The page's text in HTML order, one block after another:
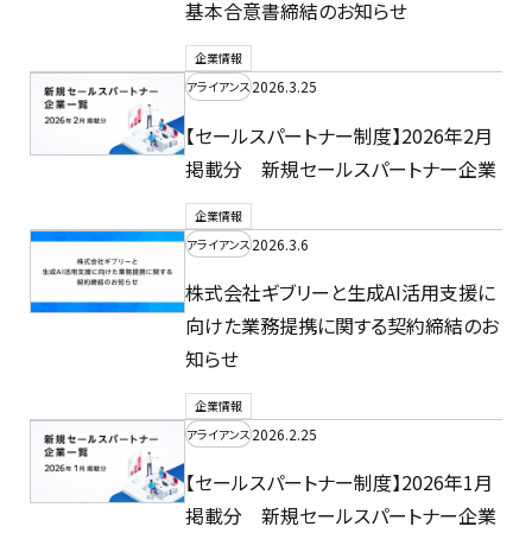
基本合意書締結のお知らせ
企業情報
アライアンス2026.3.25
【セールスパートナー制度】2026年2月
掲載分 新規セールスパートナー企業
企業情報
アライアンス2026.3.6
株式会社ギブリーと生成AI活用支援に
向けた業務提携に関する契約締結のお
知らせ
企業情報
アライアンス2026.2.25
【セールスパートナー制度】2026年1月
掲載分 新規セールスパートナー企業